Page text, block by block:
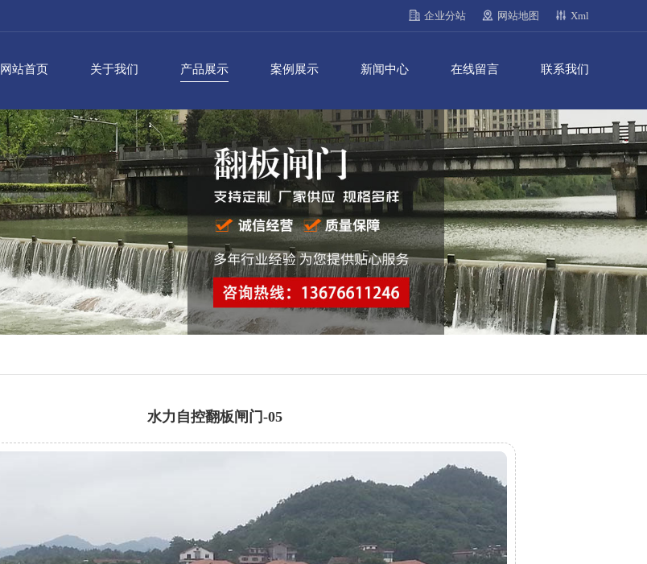
Xml
网站地图
企业分站
网站首页 关于我们 产品展示 案例展示 新闻中心 在线留言 联系我们
水力自控翻板闸门-05